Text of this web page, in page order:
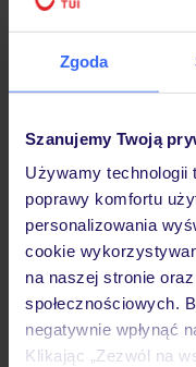
Zgoda
Szanujemy Twoją
Używamy technologii
poprawy komfortu
personalizowania
cookie
na naszej stronie
społecznościowych.
negatywnie wpłynąć
Klikając „Zezwól na
Pokoje
Wyżywienie